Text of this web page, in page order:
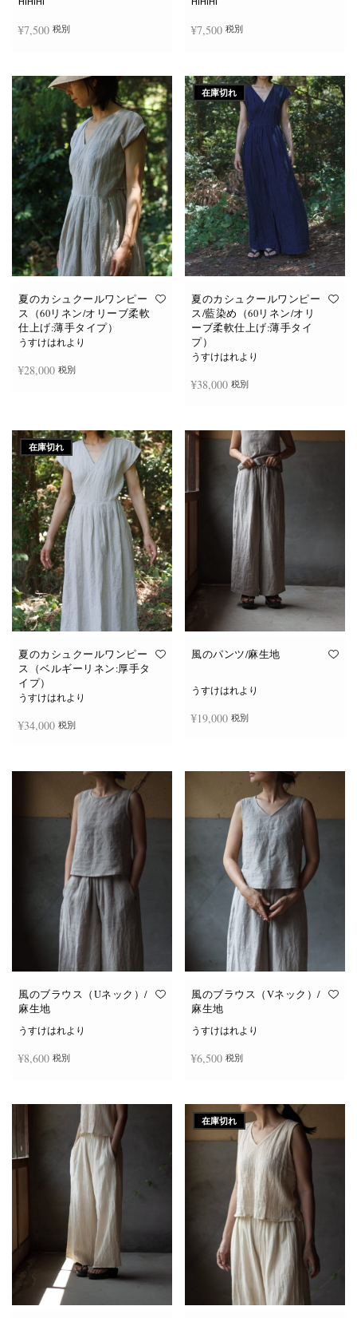
ジ
か
ら
選
択
で
き
ま
す
ジ
か
ら
選
択
で
き
ま
す
¥7,500 税別
の
商
品
に
は
複
数
の
バ
リ
エ
ー
シ
ョ
ン
が
あ
り
ま
オ
プ
シ
ョ
ら
選
択
で
き
ま
す
¥7,500 税別
の
商
品
に
複
数
の
ョ
ン
が
あ
り
ま
オ
プ
シ
ョ
ら
選
択
で
き
ま
す
夏のカシュクールワンピー
ス（60リネン/オリーブ柔軟
仕上げ:薄手タイプ）
うすけはれより
¥28,000 税別
在庫切れ
夏のカシュクールワンピー
ス/藍染め（60リネン/オリ
ーブ柔軟仕上げ:薄手タイ
プ）
うすけはれより
¥38,000 税別
在庫切れ
夏のカシュクールワンピー
ス（ベルギーリネン:厚手タ
イプ）
うすけはれより
¥34,000 税別
風のパンツ/麻生地
うすけはれより
¥19,000 税別
風のブラウス（Uネック）/
麻生地
うすけはれより
¥8,600 税別
の
商
品
に
は
複
数
の
バ
リ
エ
ー
シ
ョ
ン
が
あ
ま
風のブラウス（Vネック）/
麻生地
うすけはれより
¥6,500 税別
の
商
品
に
は
複
数
の
バ
リ
エ
ー
シ
ョ
ン
が
あ
り
ま
在庫切れ